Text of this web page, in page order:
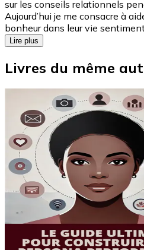
sur les conseils relationnels
Aujourd’hui je me consacre à
bonheur dans leur vie
Lire plus
Livres du même